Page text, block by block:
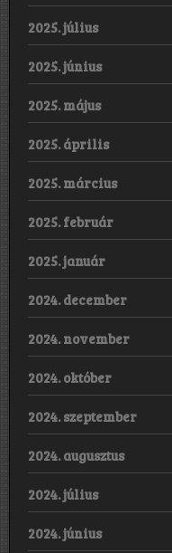
2025. július
2025. június
2025. május
2025. április
2025. március
2025. február
2025. január
2024. december
2024. november
2024. október
2024. szeptember
2024. augusztus
2024. július
2024. június